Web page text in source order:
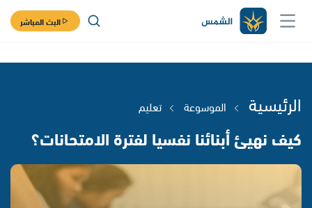
البث المباشر
الرئيسية الموسوعة تعليم
كيف نهيئ أبنائنا نفسيا لفترة الامتحانات؟